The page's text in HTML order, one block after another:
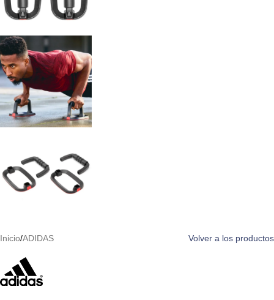
Inicio/ADIDAS Volver a los productos